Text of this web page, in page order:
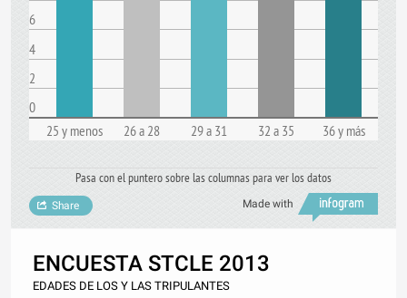
6
4
2
0
25 y menos
26 a 28 29 a 31 32 a 35 36 y más
Pasa con el puntero sobre las columnas para ver los datos
Made with
Share
ENCUESTA STCLE 2013
EDADES DE LOS Y LAS TRIPULANTES